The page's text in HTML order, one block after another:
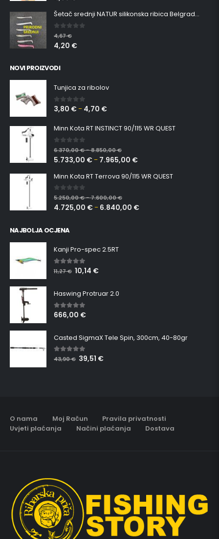
Šetač srednji NATUR silikonska ribica Belgrade Walker
0 out of 5
4,67€
4,20 €
NOVI PROIZVODI
Tunjica za ribolov
0 out of 5
3,80 € – 4,70 €
Minn Kota RT INSTINCT 90/115 WR QUEST
0 out of 5
6.370,00€–8.850,00€
5.733,00 € – 7.965,00 €
Minn Kota RT Terrova 90/115 WR QUEST
0 out of 5
5.250,00€–7.600,00€
4.725,00 € – 6.840,00 €
NAJBOLJA OCJENA
Kanji Pro-spec 2.5RT
5.00 out of 5
11,27€ 10,14 €
Haswing Protruar 2.0
5.00 out of 5
666,00 €
Casted SigmaX Tele Spin, 300cm, 40-80gr
5.00out of 5
43,90€ 39,51 €
O nama Moj Račun
Pravila privatnosti
Uvjeti plaćanja
Načini plaćanja Dostava